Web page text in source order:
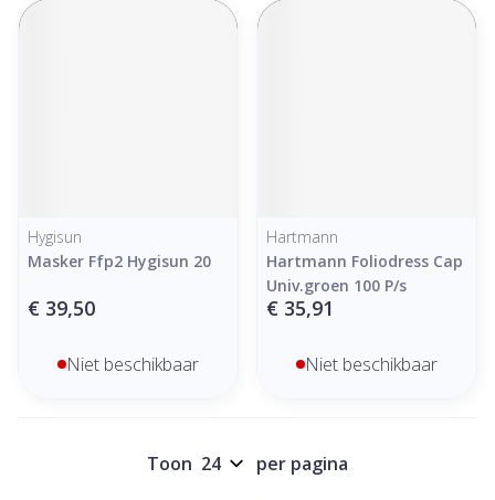
Hygisun
Masker Ffp2 Hygisun 20
€ 39,50
Niet beschikbaar
Hartmann
Hartmann Foliodress Cap
Univ.groen 100 P/s
€ 35,91
Niet beschikbaar
Toon per pagina